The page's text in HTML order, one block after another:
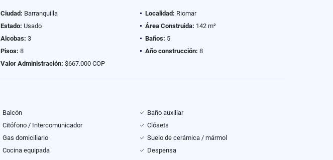
Ciudad: Barranquilla Localidad: Riomar
Estado: Usado Área Construida: 142 m²
Alcobas: 3 Baños: 5
Pisos: 8 Año construcción: 8
Valor Administración: $667.000 COP
Balcón
Baño auxiliar
Citófono / Intercomunicador
Clósets
Gas domiciliario
Suelo de cerámica / mármol
Cocina equipada
Despensa